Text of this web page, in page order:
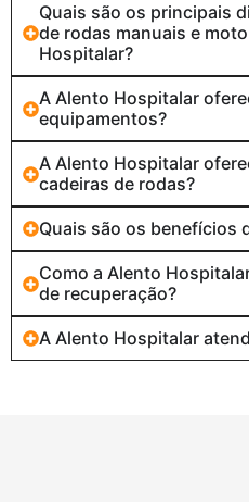
Quais são os principais
de rodas manuais e
Hospitalar?
A Alento Hospitalar
equipamentos?
A Alento Hospitalar
cadeiras de rodas?
Quais são os benefícios
Como a Alento
de recuperação?
A Alento Hospitalar